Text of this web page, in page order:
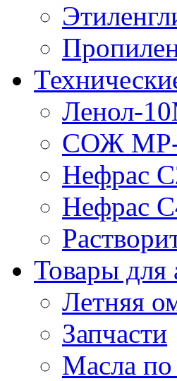
Ленол-
СОЖ
Нефрас
Нефрас
Товары для
Летняя
Запчасти
Масла